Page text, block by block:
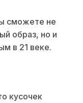
сможете не
образ, но и
в 21 веке.
кусочек